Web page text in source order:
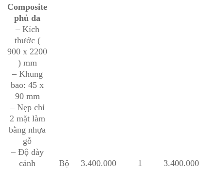
Composite
phủ da
– Kích
thước (
900 x 2200
) mm
– Khung
bao: 45 x
90 mm
– Nẹp chỉ
2 mặt làm
bằng nhựa
gỗ
– Độ dày
cánh
Bộ 3.400.000 1 3.400.000